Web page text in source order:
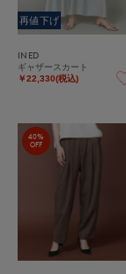
再値下げ
INED
ギャザースカート
￥22,330(税込)
40%
OFF